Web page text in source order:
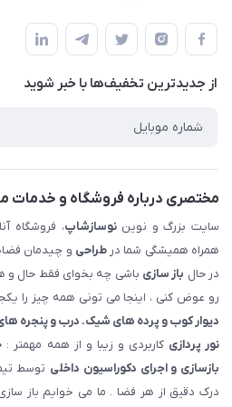
املاک مدنی - نوساز شاپ
لیست محصولات
درباره ما
قوانین و مقررات
حریم خصوصی
راهنما
پرسش های متداول
از جدید‌ترین تخفیف‌ها با‌ خبر شوید
مختصری درباره فروشگاه و خدمات
سایت بزرگ و نویننوسازشاپ، فروشگاه
همراه همیشگی شما درطراحی و چیدمان
در حال باز سازی باشی چه بخوای فقط حال و
رو عوض کنی ، اینجا می تونی همه چیز را
دیوار کوب و پرده های شیک. درب و پنجره
نور پردازی کاربردی و زیبا و از همه مهمتر :
بازسازی و اجرای دکوراسیون داخلی توسط
درک دقیق از هر فضا . ما می خوایم باز